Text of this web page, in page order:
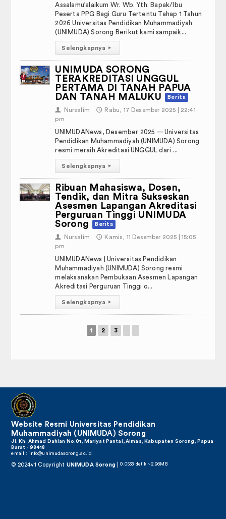
Assalamu’alaikum Wr. Wb. Yth. Bapak/Ibu
Peserta PPG Bagi Guru Tertentu Tahap 1 Tahun
2026 Universitas Pendidikan Muhammadiyah
(UNIMUDA) Sorong Berikut kami sampaik...
Selengkapnya ▸
UNIMUDA SORONG
TERAKREDITASI UNGGUL
PERTAMA DI TANAH PAPUA
DAN TANAH MALUKU
Berita
👤 Nursalim 🕔 Rabu, 17 Desember 2025 | 22:41
pm
UNIMUDANews, Desember 2025 — Universitas
Pendidikan Muhammadiyah (UNIMUDA) Sorong
resmi meraih Akreditasi UNGGUL dari ...
Selengkapnya ▸
Ribuan Mahasiswa, Dosen,
Tendik, dan Mitra Sukseskan
Asesmen Lapangan Akreditasi
Perguruan Tinggi UNIMUDA
Sorong
Berita
👤 Nursalim 🕔 Kamis, 11 Desember 2025 | 15:05
pm
UNIMUDANews | Universitas Pendidikan
Muhammadiyah (UNIMUDA) Sorong resmi
melaksanakan Pembukaan Asesmen Lapangan
Akreditasi Perguruan Tinggi o...
Selengkapnya ▸
1 2 3
Website Resmi Universitas Pendidikan
Muhammadiyah (UNIMUDA) Sorong
Jl. Kh. Ahmad Dahlan No.01, Mariyat Pantai, Aimas, Kabupaten Sorong, Papua
Barat - 98418
email : info@unimudasorong.ac.id
© 2024v1 Copyright UNIMUDA Sorong|0.0538 detik ~ 2.96MB